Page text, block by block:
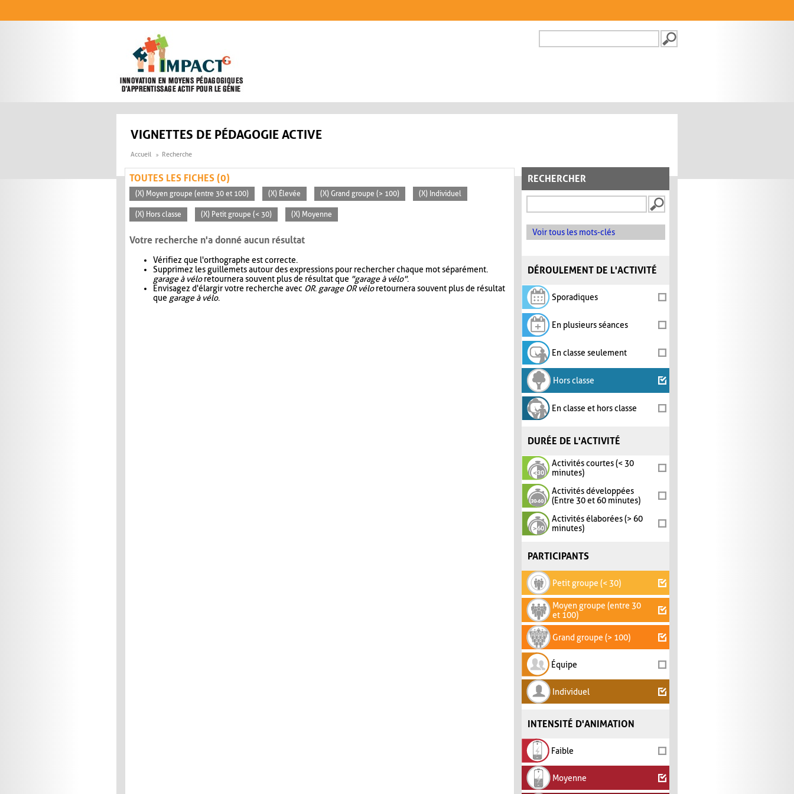
FORMULAIRE DE
VIGNETTES DE PÉDAGOGIE ACTIVE
Accueil Recherche
RECHERCHER
Voir tous les mots-clés
DÉROULEMENT DE L'ACTIVITÉ
Sporadiques
En plusieurs séances
En classe seulement
Hors classe
En classe et hors classe
DURÉE DE L'ACTIVITÉ
Activités courtes (< 30
minutes)
Activités développées
(Entre 30 et 60 minutes)
Activités élaborées (> 60
minutes)
PARTICIPANTS
Petit groupe (< 30)
Moyen groupe (entre 30
et 100)
Grand groupe (> 100)
Équipe
Individuel
INTENSITÉ D'ANIMATION
Faible
Moyenne
TOUTES LES FICHES (0)
(X) Moyen groupe (entre 30 et 100) (X) Élevée (X) Grand groupe (> 100) (X) Individuel
(X) Hors classe (X) Petit groupe (< 30) (X) Moyenne
Votre recherche n'a donné aucun résultat
Vérifiez que l'orthographe est correcte.
Supprimez les guillemets autour des expressions pour rechercher chaque mot séparément.
garage à véloretournera souvent plus de résultat que "garage à vélo".
Envisagez d'élargir votre recherche avec OR. garage OR véloretournera souvent plus de résultat
que garage à vélo.